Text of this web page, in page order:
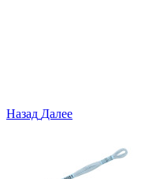
Назад Далее